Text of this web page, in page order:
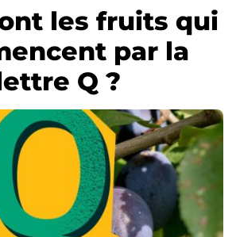
les fruits qui
par la
Q ?